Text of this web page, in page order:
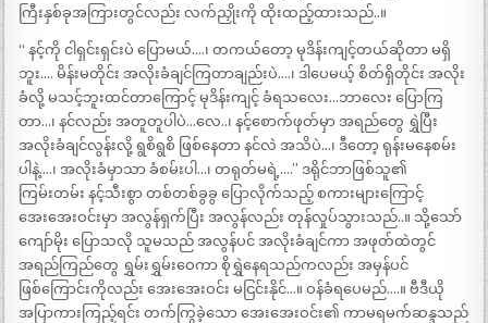
ကြီးနှစ်ခုအကြားတွင်လည်း လက်ညှိုးကို ထိုးထည့်ထားသည်..။
“ နင့်ကို ငါရှင်းရှင်းပဲ ပြောမယ်….၊ တကယ်တော့ မုဒိန်းကျင့်တယ်ဆိုတာ မရှိ
ဘူး…. မိန်းမတိုင်း အလိုးခံချင်ကြတာချည်းပဲ….၊ ဒါပေမယ့် စိတ်ရှိတိုင်း အလိုး
ခံလို့ မသင့်ဘူးထင်တာကြောင့် မုဒိန်းကျင့် ခံရသလေး…ဘာလေး ပြောကြ
တာ…၊ နင်လည်း အတူတူပါပဲ…လေ..၊ နင့်စောက်ဖုတ်မှာ အရည်တွေ ရွှဲပြီး
အလိုးခံချင်လွန်းလို့ ရွစိရွစိ ဖြစ်နေတာ နင်လဲ အသိပဲ…၊ ဒီတော့ ရုန်းမနေစမ်း
ပါနဲ့….၊ အလိုးခံမှာသာ ခံစမ်းပါ…၊ တရုတ်မရဲ့….” ဒရိုင်ဘာဖြစ်သူ၏
ကြမ်းတမ်း နင့်သီးစွာ တစ်တစ်ခွခွ ပြောလိုက်သည့် စကားများကြောင့်
အေးအေးဝင်းမှာ အလွန်ရှက်ပြီး အလွန်လည်း တုန်လှုပ်သွားသည်..။ သို့သော်
ကျော်မိုး ပြောသလို သူမသည် အလွန်ပင် အလိုးခံချင်ကာ အဖုတ်ထဲတွင်
အရည်ကြည်တွေ ရွှမ်းရွှမ်းဝေကာ စိုရွှဲနေရသည်ကလည်း အမှန်ပင်
ဖြစ်ကြောင်းကိုလည်း အေးအေးဝင်း မငြင်းနိုင်…။ ဝန်ခံရပေမည်….။ ဗီဒီယို
အပြာကားကြည့်ရင်း တက်ကြွခဲ့သော အေးအေးဝင်း၏ ကာမရမက်ဆန္ဒသည်